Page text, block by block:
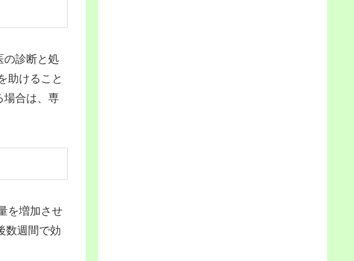
の診断と処
助けること
場合は、専
を増加させ
数週間で効